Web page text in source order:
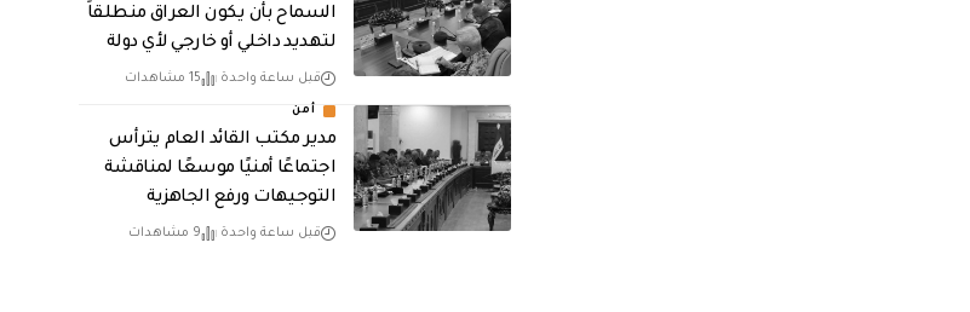
السماح بأن يكون العراق منطلقاً
لتهديد داخلي أو خارجي لأي دولة
قبل ساعة واحدة 15 مشاهدات
أمن
مدير مكتب القائد العام يترأس
اجتماعًا أمنيًا موسعًا لمناقشة
التوجيهات ورفع الجاهزية
قبل ساعة واحدة 9 مشاهدات